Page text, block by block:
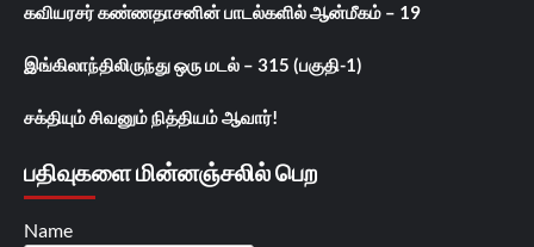
கவியரசர் கண்ணதாசனின் பாடல்களில் ஆன்மீகம் – 19
இங்கிலாந்திலிருந்து ஒரு மடல் – 315 (பகுதி-1)
சக்தியும் சிவனும் நித்தியம் ஆவார்!
பதிவுகளை மின்னஞ்சலில் பெற
Name